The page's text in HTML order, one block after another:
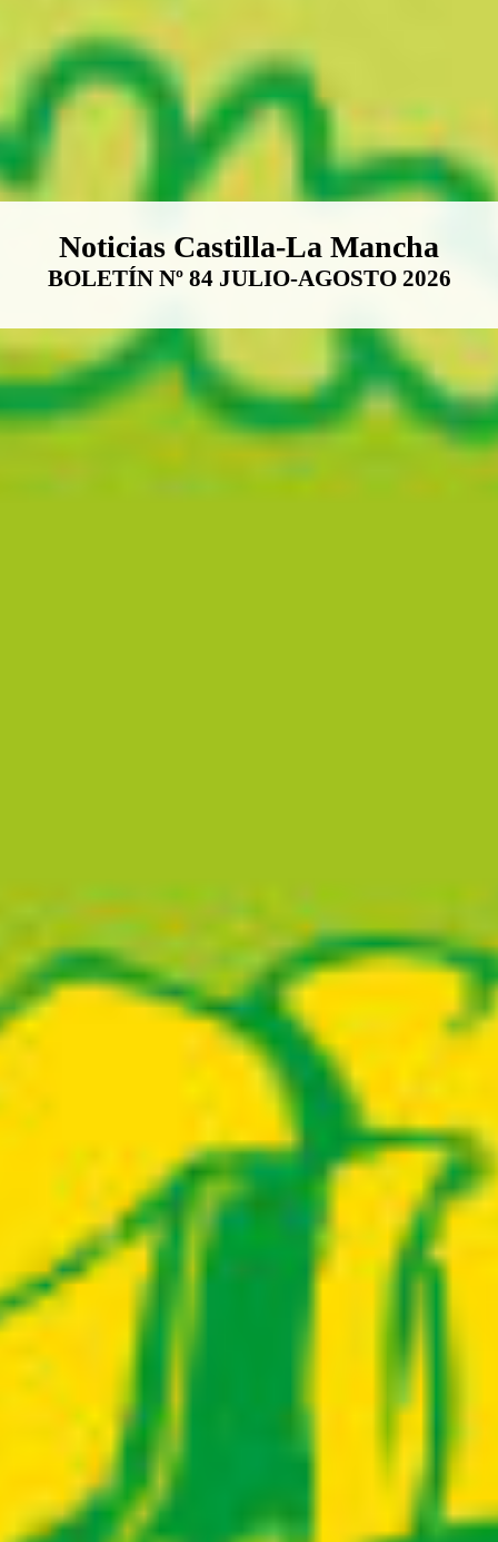
Boletín Noticias Castilla-La
Noticias Castilla-La Mancha
BOLETÍN Nº 84 JULIO-AGOSTO 2026